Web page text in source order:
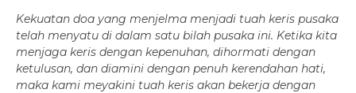
Kekuatan doa yang menjelma menjadi tuah keris pusaka
telah menyatu di dalam satu bilah pusaka ini. Ketika kita
menjaga keris dengan kepenuhan, dihormati dengan
ketulusan, dan diamini dengan penuh kerendahan hati,
maka kami meyakini tuah keris akan bekerja dengan